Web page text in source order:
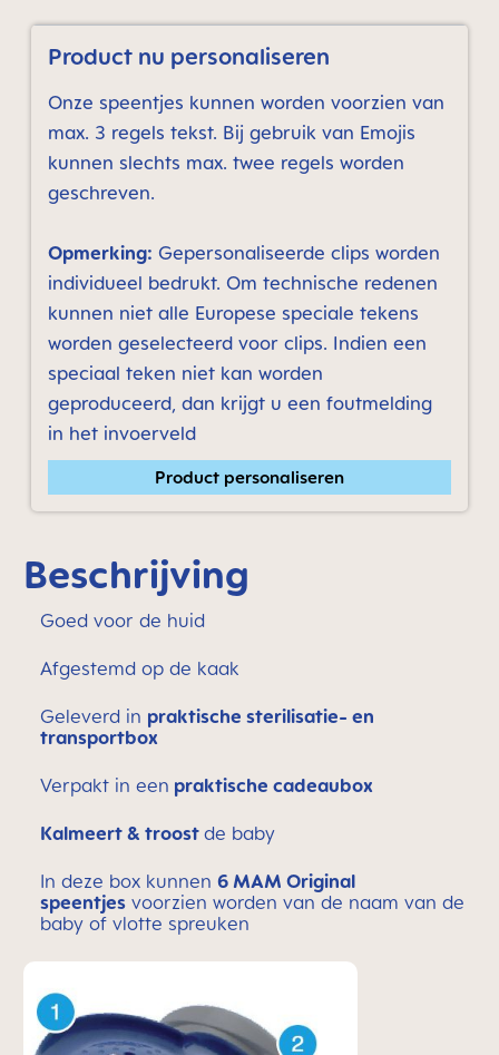
Product nu personaliseren
Onze speentjes kunnen worden voorzien van
max. 3 regels tekst. Bij gebruik van Emojis
kunnen slechts max. twee regels worden
geschreven.
Opmerking: Gepersonaliseerde clips worden
individueel bedrukt. Om technische redenen
kunnen niet alle Europese speciale tekens
worden geselecteerd voor clips. Indien een
speciaal teken niet kan worden
geproduceerd, dan krijgt u een foutmelding
in het invoerveld
Product personaliseren
Beschrijving
Goed voor de huid
Afgestemd op de kaak
Geleverd in praktische sterilisatie- en
transportbox
Verpakt in een praktische cadeaubox
Kalmeert & troost de baby
In deze box kunnen 6 MAM Original
speentjes voorzien worden van de naam van de
baby of vlotte spreuken